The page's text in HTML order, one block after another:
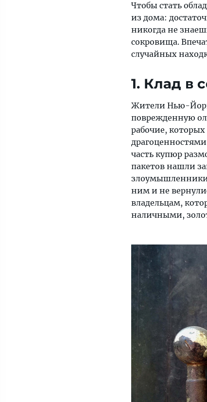
даже
выходить
из
дома:
достаточно
в
или
заглянуть
за
старый
шкаф...
Чтобы стать
из дома:
никогда не
сокровища.
случайных
1. Клад в
Жители Нью-
поврежденную
рабочие,
драгоценностями
часть купюр
пакетов нашли
злоумышленники
ним и не
владельцам,
наличными,